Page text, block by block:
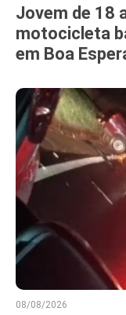
Jovem de 18
motocicleta
em Boa
08/08/2026